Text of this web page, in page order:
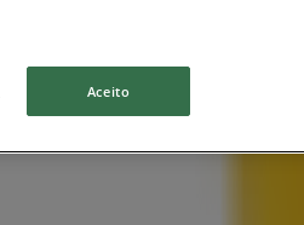
Aceito